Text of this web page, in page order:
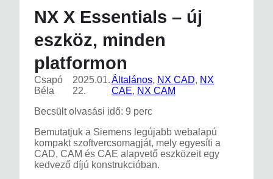
NX X Essentials – új
eszköz, minden
platformon
Csapó
Béla
2025.01.
22.
Általános, NX CAD, NX
CAE, NX CAM
Becsült olvasási idő: 9 perc
Bemutatjuk a Siemens legújabb webalapú
kompakt szoftvercsomagját, mely egyesíti a
CAD, CAM és CAE alapvető eszközeit egy
kedvező díjú konstrukcióban.